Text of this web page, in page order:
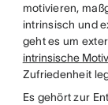
motivieren,
intrinsisch und
geht es um
intrinsische
Zufriedenheit
Es gehört zur